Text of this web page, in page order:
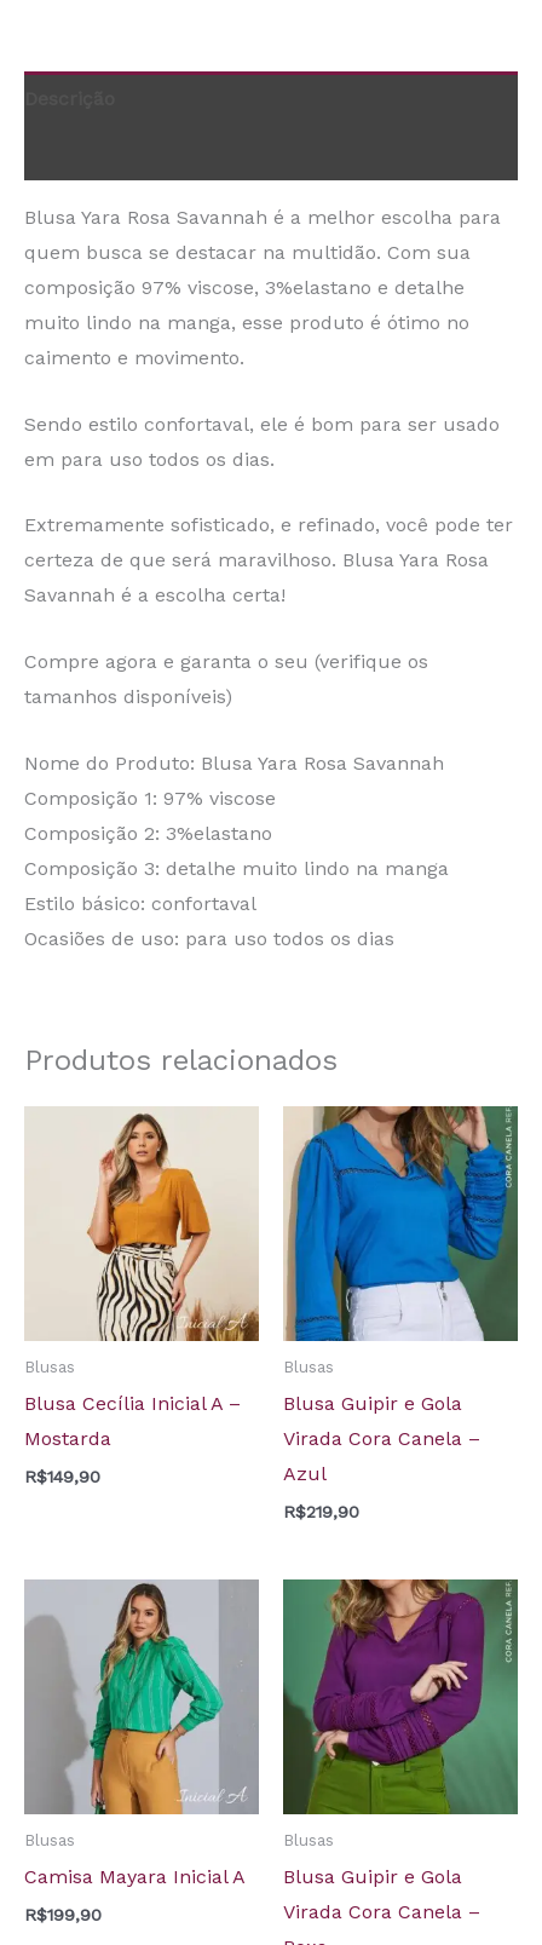
Blusa Yara Rosa Savannah é a melhor escolha para
quem busca se destacar na multidão. Com sua
composição 97% viscose, 3%elastano e detalhe
muito lindo na manga, esse produto é ótimo no
caimento e movimento.
Sendo estilo confortaval, ele é bom para ser usado
em para uso todos os dias.
Extremamente sofisticado, e refinado, você pode ter
certeza de que será maravilhoso. Blusa Yara Rosa
Savannah é a escolha certa!
Compre agora e garanta o seu (verifique os
tamanhos disponíveis)
Nome do Produto: Blusa Yara Rosa Savannah
Composição 1: 97% viscose
Composição 2: 3%elastano
Composição 3: detalhe muito lindo na manga
Estilo básico: confortaval
Ocasiões de uso: para uso todos os dias
Produtos relacionados
Blusas
Blusa Cecília Inicial A –
Mostarda
R$149,90
Blusas
Blusa Guipir e Gola
Virada Cora Canela –
Azul
R$219,90
Blusas
Camisa Mayara Inicial A
R$199,90
Blusas
Blusa Guipir e Gola
Virada Cora Canela –